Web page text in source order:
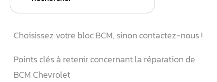
Choisissez votre bloc BCM, sinon contactez-nous !
Points clés à retenir concernant la réparation de
BCM Chevrolet